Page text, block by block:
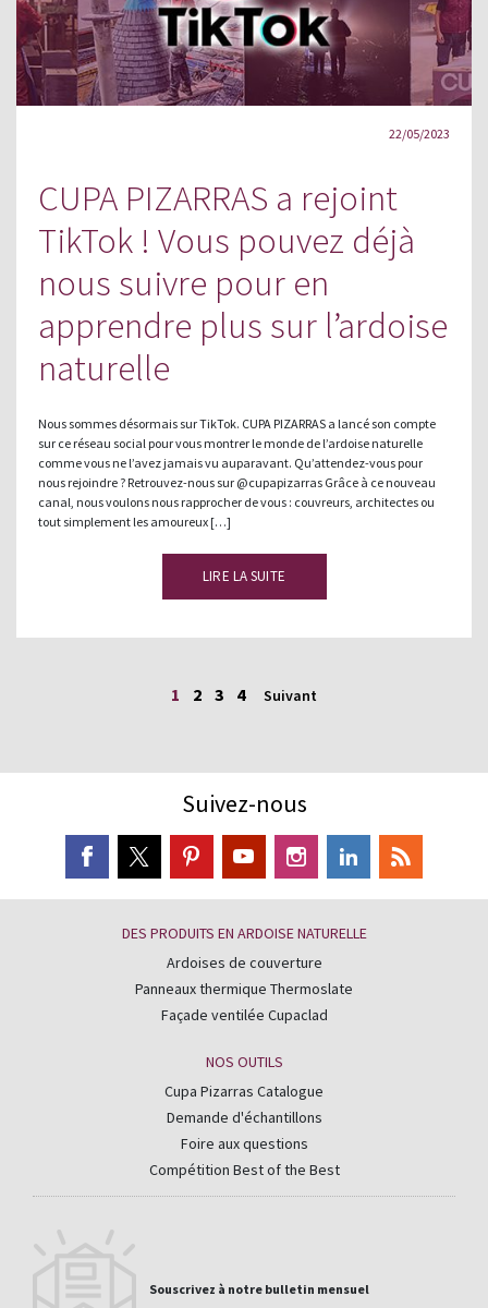
22/05/2023
CUPA PIZARRAS a rejoint
TikTok ! Vous pouvez déjà
nous suivre pour en
apprendre plus sur l’ardoise
naturelle
Nous sommes désormais sur TikTok. CUPA PIZARRAS a lancé son compte
sur ce réseau social pour vous montrer le monde de l’ardoise naturelle
comme vous ne l’avez jamais vu auparavant. Qu’attendez-vous pour
nous rejoindre ? Retrouvez-nous sur @cupapizarras Grâce à ce nouveau
canal, nous voulons nous rapprocher de vous : couvreurs, architectes ou
tout simplement les amoureux […]
LIRE LA SUITE
1 2 3 4 Suivant
Suivez-nous
DES PRODUITS EN ARDOISE NATURELLE
Ardoises de couverture
Panneaux thermique Thermoslate
Façade ventilée Cupaclad
NOS OUTILS
Cupa Pizarras Catalogue
Demande d'échantillons
Foire aux questions
Compétition Best of the Best
Souscrivez à notre bulletin mensuel